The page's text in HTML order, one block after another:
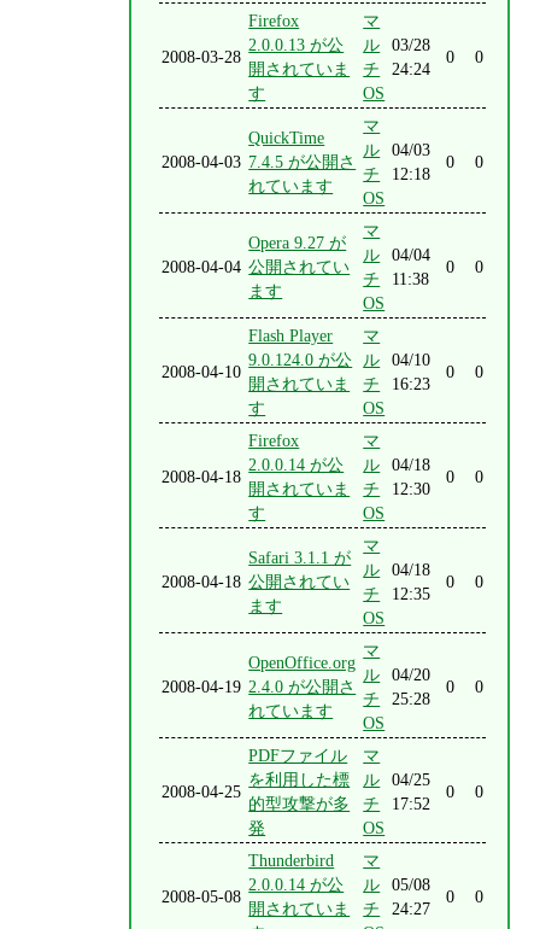
2008-03-28
Firefox
2.0.0.13 が公
開されていま
す
マ
ル
チ
OS
03/28
24:24
0 0
2008-04-03
QuickTime
7.4.5 が公開さ
れています
マ
ル
チ
OS
04/03
12:18
0 0
2008-04-04
Opera 9.27 が
公開されてい
ます
マ
ル
チ
OS
04/04
11:38
0 0
2008-04-10
Flash Player
9.0.124.0 が公
開されていま
す
マ
ル
チ
OS
04/10
16:23
0 0
2008-04-18
Firefox
2.0.0.14 が公
開されていま
す
マ
ル
チ
OS
04/18
12:30
0 0
2008-04-18
Safari 3.1.1 が
公開されてい
ます
マ
ル
チ
OS
04/18
12:35
0 0
2008-04-19
OpenOffice.org
2.4.0 が公開さ
れています
マ
ル
チ
OS
04/20
25:28
0 0
2008-04-25
PDFファイル
を利用した標
的型攻撃が多
発
マ
ル
チ
OS
04/25
17:52
0 0
2008-05-08
Thunderbird
2.0.0.14 が公
開されていま
マ
ル
チ
05/08
24:27
0 0